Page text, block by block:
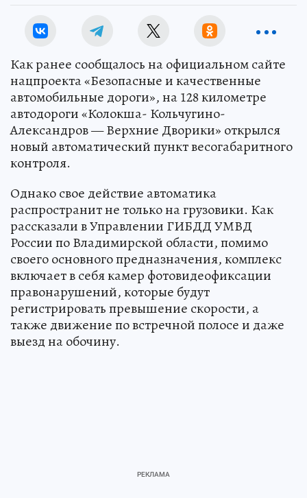
Как ранее сообщалось на официальном сайте
нацпроекта «Безопасные и качественные
автомобильные дороги», на 128 километре
автодороги «Колокша- Кольчугино-
Александров — Верхние Дворики» открылся
новый автоматический пункт весогабаритного
контроля.
Однако свое действие автоматика
распространит не только на грузовики. Как
рассказали в Управлении ГИБДД УМВД
России по Владимирской области, помимо
своего основного предназначения, комплекс
включает в себя камер фотовидеофиксации
правонарушений, которые будут
регистрировать превышение скорости, а
также движение по встречной полосе и даже
выезд на обочину.